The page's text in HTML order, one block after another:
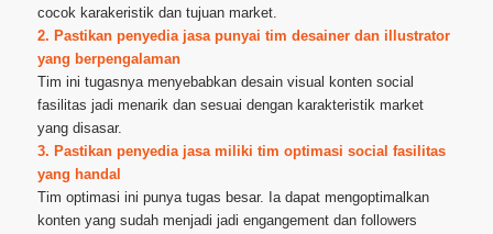
cocok karakeristik dan tujuan market.
2. Pastikan penyedia jasa punyai tim desainer dan illustrator
yang berpengalaman
Tim ini tugasnya menyebabkan desain visual konten social
fasilitas jadi menarik dan sesuai dengan karakteristik market
yang disasar.
3. Pastikan penyedia jasa miliki tim optimasi social fasilitas
yang handal
Tim optimasi ini punya tugas besar. Ia dapat mengoptimalkan
konten yang sudah menjadi jadi engangement dan followers